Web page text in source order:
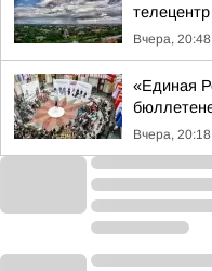
телецентр
Вчера, 20:48
«Единая
Вчера, 20:18